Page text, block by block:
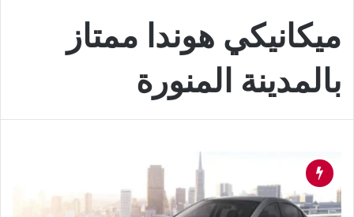
ميكانيكي هوندا ممتاز
بالمدينة المنورة